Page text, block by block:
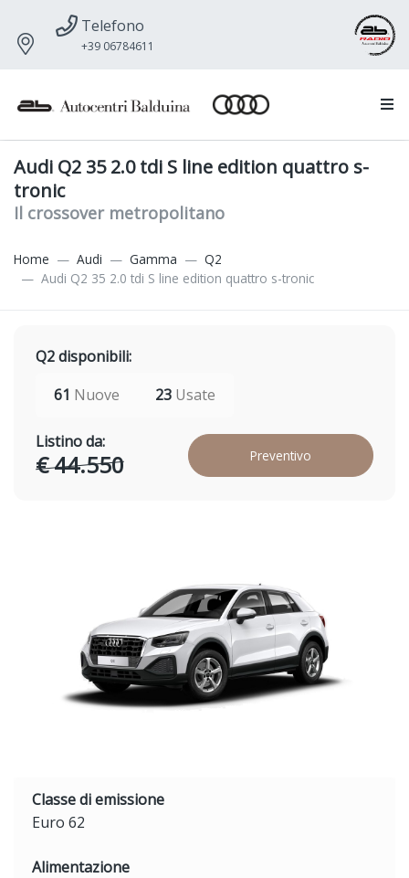
Telefono
+39 06784611
Audi Q2 35 2.0 tdi S line edition quattro s-
tronic
Il crossover metropolitano
Home Audi Gamma
Q2
Audi Q2 35 2.0 tdi S line edition quattro s-tronic
Q2 disponibili:
61 Nuove 23 Usate
Listino da:
€ 44.550 Preventivo
Classe di emissione
Euro 62
Alimentazione